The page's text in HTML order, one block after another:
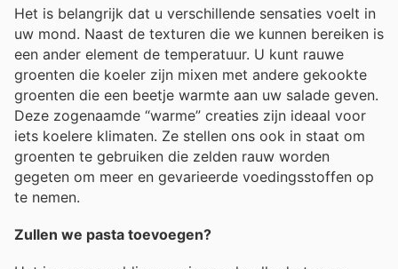
Het is belangrijk dat u verschillende sensaties voelt in
uw mond. Naast de texturen die we kunnen bereiken is
een ander element de temperatuur. U kunt rauwe
groenten die koeler zijn mixen met andere gekookte
groenten die een beetje warmte aan uw salade geven.
Deze zogenaamde “warme” creaties zijn ideaal voor
iets koelere klimaten. Ze stellen ons ook in staat om
groenten te gebruiken die zelden rauw worden
gegeten om meer en gevarieerde voedingsstoffen op
te nemen.
Zullen we pasta toevoegen?